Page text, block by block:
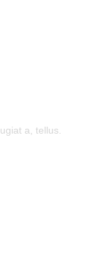
a, tellus.